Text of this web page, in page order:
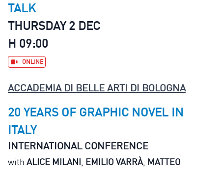
TALK
THURSDAY 2 DEC
H 09:00
ONLINE
ACCADEMIA DI BELLE ARTI DI BOLOGNA
20 YEARS OF GRAPHIC NOVEL IN
ITALY
INTERNATIONAL CONFERENCE
with ALICE MILANI EMILIO VARRÀ, MATTEO